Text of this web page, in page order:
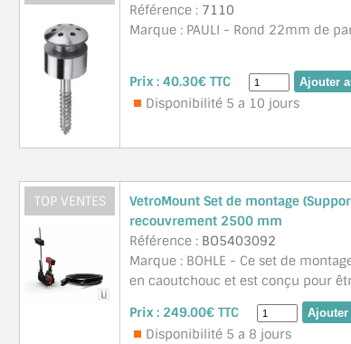
Référence : 7110
Marque : PAULI - Rond 22mm de
Prix : 40.30€ TTC
Disponibilité 5 a 10 jours
TOP VENTES
VetroMount Set de montage
recouvrement 2500 mm
Référence : BO5403092
Marque : BOHLE - Ce set de
en caoutchouc et est conçu pour
Prix : 249.00€ TTC
Disponibilité 5 a 8 jours